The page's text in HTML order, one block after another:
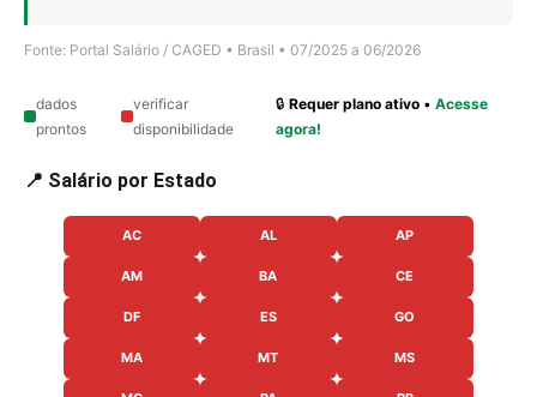
Fonte: Portal Salário / CAGED • Brasil • 07/2025 a 06/2026
dados
prontos
verificar
disponibilidade
🔒Requer plano ativo •Acesse
agora!
📍 Salário por Estado
AC AL AP
AM BA CE
DF ES GO
MA MT MS